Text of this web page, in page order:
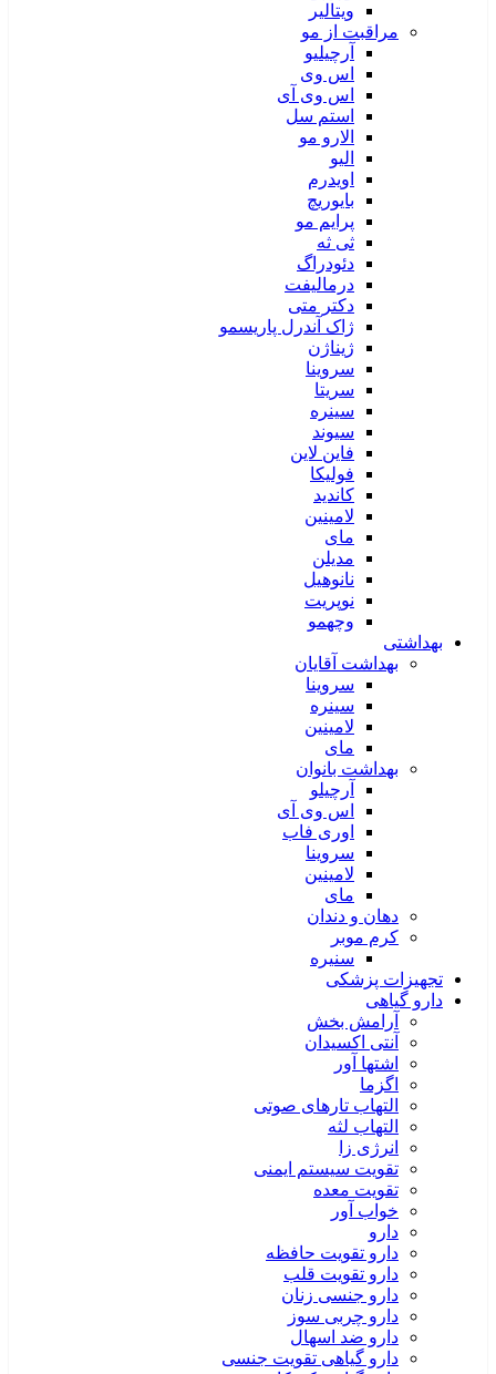
ویتالیر
مراقبت از مو
آرچیلیو
اس وی
اس وی آی
استم سل
الارو مو
الیو
اویدرم
بایوریچ
پرایم مو
ثی ثه
دئودراگ
درمالیفت
دکتر متی
ژاک آندرل پاریسمو
ژیناژن
سروینا
سریتا
سینره
سیوند
فاین لاین
فولیکا
کاندید
لامینین
مای
مدیلن
نانوهیل
نوپریت
وچهمو
بهداشتی
بهداشت آقایان
سروینا
سینره
لامینین
مای
بهداشت بانوان
آرچیلو
اس وی آی
اوری فاب
سروینا
لامینین
مای
دهان و دندان
کرم موبر
سنیره
تجهیزات پزشکی
دارو گیاهی
آرامش بخش
آنتی اکسیدان
اشتها آور
اگزما
التهاب تارهای صوتی
التهاب لثه
انرژی زا
تقویت سیستم ایمنی
تقویت معده
خواب آور
دارو
دارو تقویت حافظه
دارو تقویت قلب
دارو جنسی زنان
دارو چربی سوز
دارو ضد اسهال
دارو گیاهی تقویت جنسی